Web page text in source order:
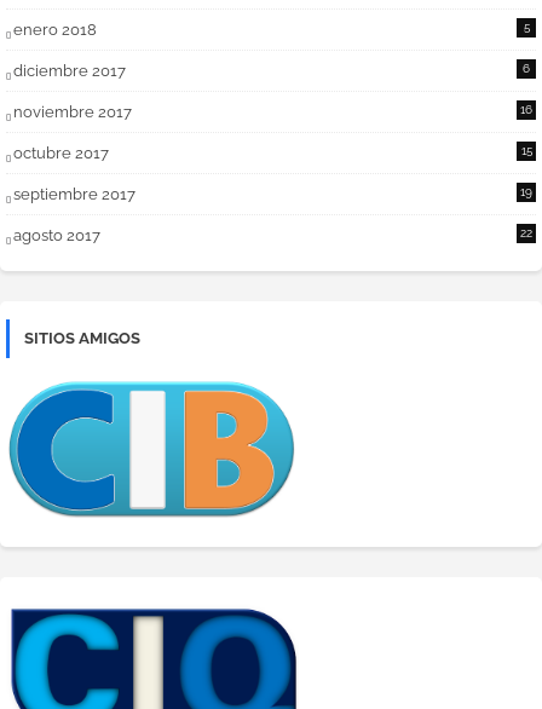
enero 2018 5
diciembre 2017 6
noviembre 2017 16
octubre 2017 15
septiembre 2017 19
agosto 2017 22
SITIOS AMIGOS